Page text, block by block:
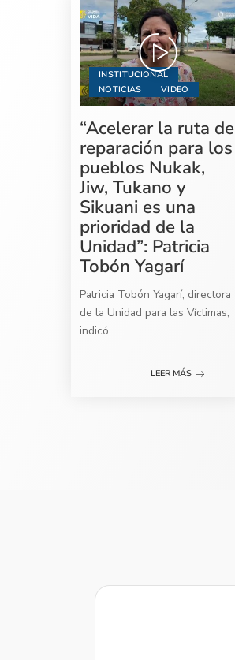
INSTITUCIONAL
NOTICIAS
VIDEO
“Acelerar la ruta de
reparación para los
pueblos Nukak,
Jiw, Tukano y
Sikuani es una
prioridad de la
Unidad”: Patricia
Tobón Yagarí
Patricia Tobón Yagarí, directora
de la Unidad para las Víctimas,
indicó ...
LEER MÁS